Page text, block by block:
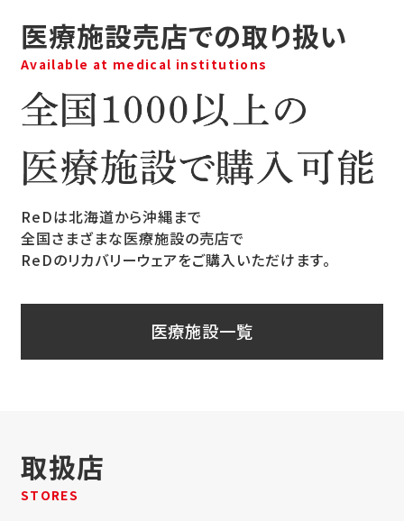
医療施設売店での取り扱い
Available at medical institutions
ReDは北海道から沖縄まで
全国さまざまな医療施設の売店で
ReDのリカバリーウェアをご購入いただけます。
医療施設一覧
取扱店
STORES